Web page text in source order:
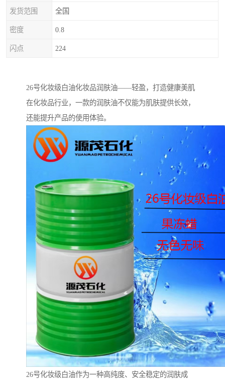
发货范围 全国
密度 0.8
闪点 224
26号化妆级白油化妆品润肤油——轻盈，打造健康美肌
在化妆品行业，一款的润肤油不仅能为肌肤提供长效，
还能提升产品的使用体验。
26号化妆级白油作为一种高纯度、安全稳定的润肤成